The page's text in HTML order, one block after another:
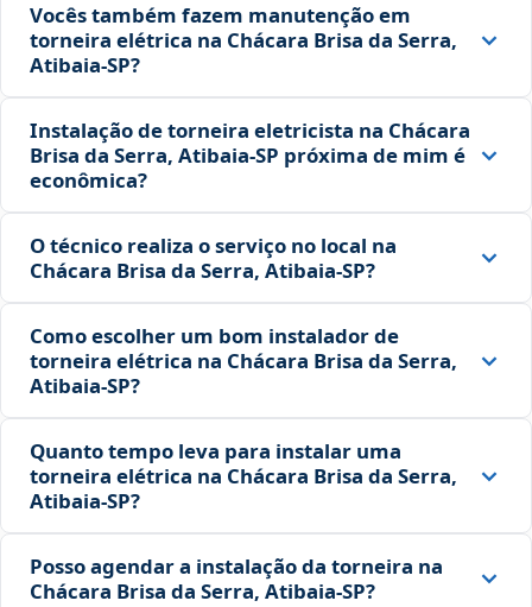
Vocês também fazem manutenção em
torneira elétrica na Chácara Brisa da Serra,
Atibaia‑SP?
Instalação de torneira eletricista na Chácara
Brisa da Serra, Atibaia‑SP próxima de mim é
econômica?
O técnico realiza o serviço no local na
Chácara Brisa da Serra, Atibaia‑SP?
Como escolher um bom instalador de
torneira elétrica na Chácara Brisa da Serra,
Atibaia‑SP?
Quanto tempo leva para instalar uma
torneira elétrica na Chácara Brisa da Serra,
Atibaia‑SP?
Posso agendar a instalação da torneira na
Chácara Brisa da Serra, Atibaia‑SP?